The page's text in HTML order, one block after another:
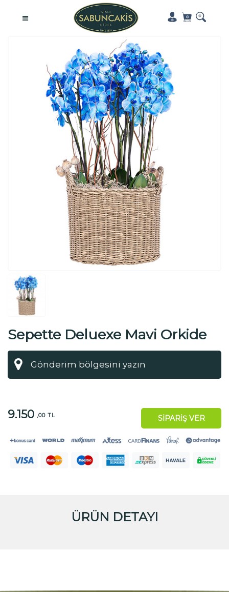
Sepette Deluexe Mavi Orkide
9.150 ,00 TL SİPARİŞ VER
ÜRÜN DETAYI